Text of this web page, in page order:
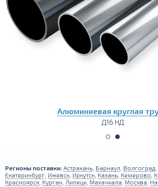
Алюминиевый пруток
Д16 НД
Регионы поставки: Астрахань Барнаул Волгоград
Екатеринбург Ижевск Иркутск Казань Кемерово
Красноярск Курган Липецк Махачкала Москва